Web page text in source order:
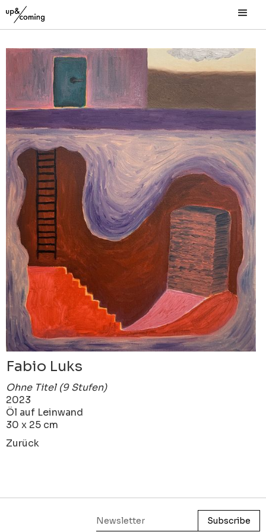
Fabio Luks
Ohne Titel (9 Stufen)
2023
Öl auf Leinwand
30 x 25 cm
Zurück